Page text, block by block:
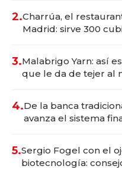
2.Charrúa, el
Madrid: sirve 300
3.Malabrigo Yarn: así
que le da de tejer al
4.De la banca
avanza el sistema
5.Sergio Fogel con el
biotecnología: